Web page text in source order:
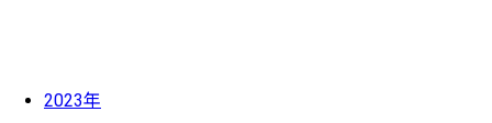
2023年